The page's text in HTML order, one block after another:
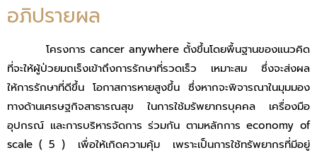
อภิปรายผล
โครงการ cancer anywhere ตั้งขึ้นโดยพื้นฐานของแนวคิด
ที่จะให้ผู้ป่วยมถเร็งเข้าถึงการรักษาที่รวดเร็ว เหมาะสม ซึ่งจะส่งผล
ให้การรักษาที่ดีขึ้น โอกาสการหายสูงขึ้น ซึ่งหากจะพิจารณาในมุมมอง
ทางด้านเศรษฐกิจสาธารณสุข ในการใช้มรัพยากรบุคคล เครื่องมือ
อุปกรณ์ และการบริหารจัดการ ร่วมกัน ตามหลักการ economy of
scale ( 5 ) เพื่อให้เกิดความคุ้ม เพราะเป็นการใช้ทรัพยากรที่มีอยู่